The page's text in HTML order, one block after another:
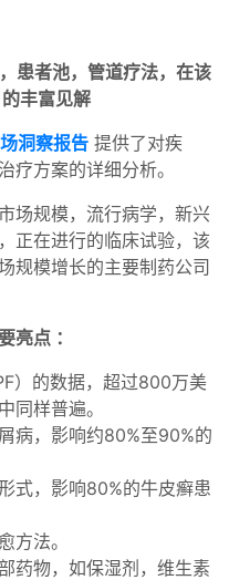
患者池，管道疗法，在该
丰富见解
洞察报告 提供了对疾
疗方案的详细分析。
场规模，流行病学，新兴
正在进行的临床试验，该
规模增长的主要制药公司
亮点 ：
）的数据，超过800万美
同样普遍。
病，影响约80%至90%的
式，影响80%的牛皮癣患
方法。
药物，如保湿剂，维生素